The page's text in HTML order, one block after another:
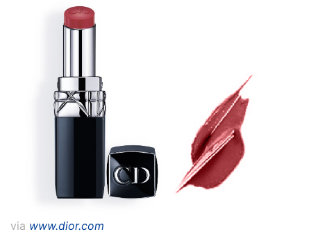
via www.dior.com